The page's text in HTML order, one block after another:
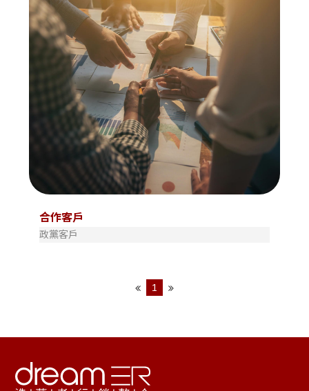
合作客戶
政黨客戶
1